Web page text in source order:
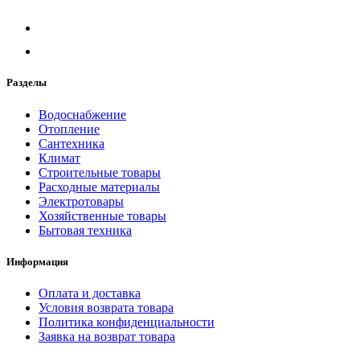
Разделы
Водоснабжение
Отопление
Сантехника
Климат
Строительные товары
Расходные материалы
Электротовары
Хозяйственные товары
Бытовая техника
Информация
Оплата и доставка
Условия возврата товара
Политика конфиденциальности
Заявка на возврат товара